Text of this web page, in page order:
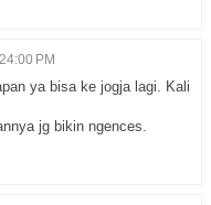
PM
ya bisa ke jogja lagi. Kali
jg bikin ngences.